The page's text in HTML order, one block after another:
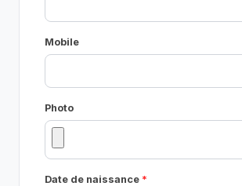
Mobile
Photo
Date de naissance